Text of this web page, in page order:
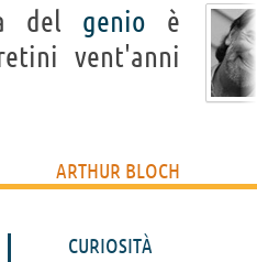
del genio è
vent'anni
ARTHUR BLOCH
CURIOSITÀ